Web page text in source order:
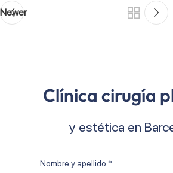
Newer
Clínica cirugía
y estética en